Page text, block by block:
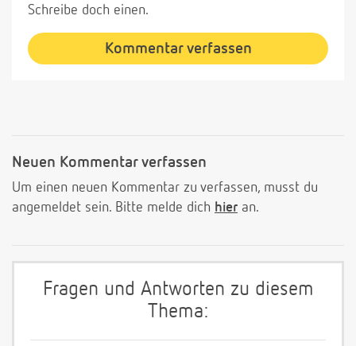
Schreibe doch einen.
Kommentar verfassen
Neuen Kommentar verfassen
Um einen neuen Kommentar zu verfassen, musst du
angemeldet sein. Bitte melde dich hier an.
Fragen und Antworten zu diesem
Thema: